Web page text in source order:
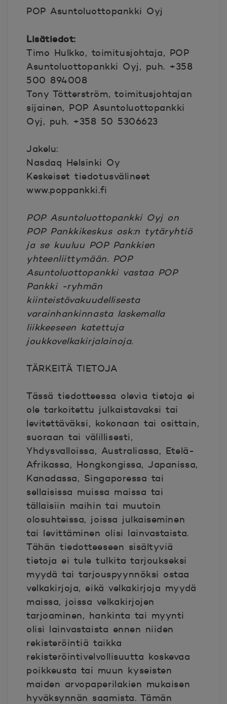
POP Asuntoluottopankki Oyj
Lisätiedot:
Timo Hulkko, toimitusjohtaja, POP
Asuntoluottopankki Oyj, puh. +358
500 894008
Tony Tötterström, toimitusjohtajan
sijainen, POP Asuntoluottopankki
Oyj, puh. +358 50 5306623
Jakelu:
Nasdaq Helsinki Oy
Keskeiset tiedotusvälineet
www.poppankki.fi
POP Asuntoluottopankki Oyj on
POP Pankkikeskus osk:n tytäryhtiö
ja se kuuluu POP Pankkien
yhteenliittymään. POP
Asuntoluottopankki vastaa POP
Pankki -ryhmän
kiinteistövakuudellisesta
varainhankinnasta laskemalla
liikkeeseen katettuja
joukkovelkakirjalainoja.
TÄRKEITÄ TIETOJA
Tässä tiedotteessa olevia tietoja ei
ole tarkoitettu julkaistavaksi tai
levitettäväksi, kokonaan tai osittain,
suoraan tai välillisesti,
Yhdysvalloissa, Australiassa, Etelä-
Afrikassa, Hongkongissa, Japanissa,
Kanadassa, Singaporessa tai
sellaisissa muissa maissa tai
tällaisiin maihin tai muutoin
olosuhteissa, joissa julkaiseminen
tai levittäminen olisi lainvastaista.
Tähän tiedotteeseen sisältyviä
tietoja ei tule tulkita tarjoukseksi
myydä tai tarjouspyynnöksi ostaa
velkakirjoja, eikä velkakirjoja myydä
maissa, joissa velkakirjojen
tarjoaminen, hankinta tai myynti
olisi lainvastaista ennen niiden
rekisteröintiä taikka
rekisteröintivelvollisuutta koskevaa
poikkeusta tai muun kyseisten
maiden arvopaperilakien mukaisen
hyväksynnän saamista. Tämän